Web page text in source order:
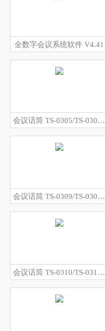
全数字会议系统软件 V4.41
会议话筒 TS-0305/TS-0305A
会议话筒 TS-0309/TS-0309A
会议话筒 TS-0310/TS-0310A